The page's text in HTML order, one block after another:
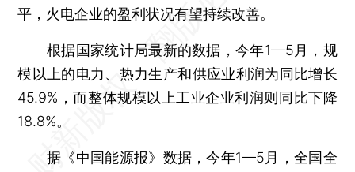
平，火电企业的盈利状况有望持续改善。
根据国家统计局最新的数据，今年1—5月，规
模以上的电力、热力生产和供应业利润为同比增长
45.9%，而整体规模以上工业企业利润则同比下降
18.8%。
据《中国能源报》数据，今年1—5月，全国全